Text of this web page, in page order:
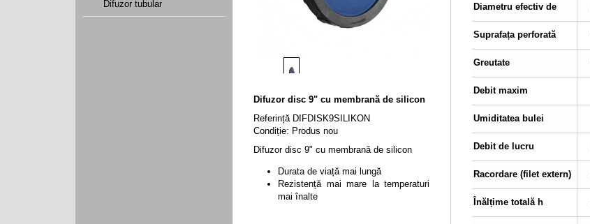
Difuzor tubular
Difuzor disc 9" cu membrană de silicon
Referință DIFDISK9SILIKON
Condiție: Produs nou
Difuzor disc 9" cu membrană de silicon
Durata de viață mai lungă
Rezistență mai mare la temperaturi
mai înalte
Diametru efectiv de
Suprafața perforată
Greutate
Debit maxim
Umiditatea bulei
Debit de lucru
Racordare (filet extern)
Înălțime totală h